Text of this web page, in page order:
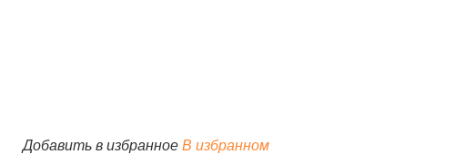
Добавить в избранное В избранном